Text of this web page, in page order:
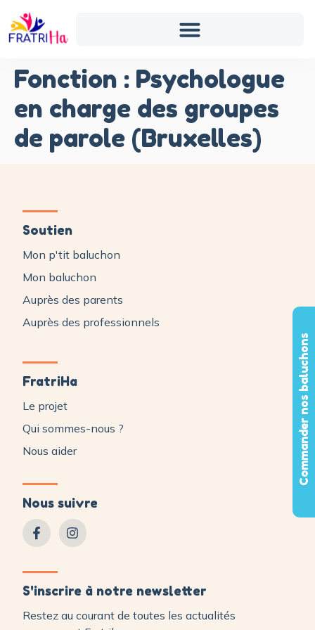
Fonction : Psychologue
en charge des groupes
de parole (Bruxelles)
Soutien
Mon p'tit baluchon
Mon baluchon
Auprès des parents
Auprès des professionnels
FratriHa
Le projet
Qui sommes-nous ?
Nous aider
Nous suivre
S'inscrire à notre newsletter
Restez au courant de toutes les actualités
Commander nos baluchons